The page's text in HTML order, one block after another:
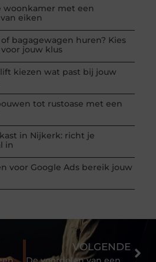
woonkamer met een
eiken
bagagewagen huren? Kies
jouw klus
kiezen wat past bij jouw
tot rustoase met een
in Nijkerk: richt je
in
voor Google Ads bereik jouw
VOLGENDE